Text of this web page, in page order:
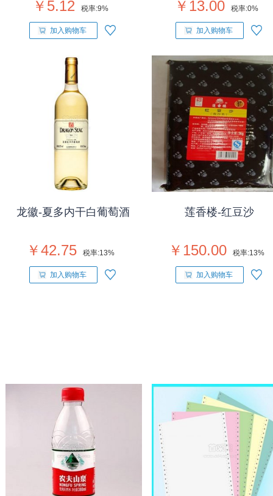
￥5.12 税率:9%
加入购物车
￥13.00 税率:0%
加入购物车
龙徽-夏多内干白葡萄酒
￥42.75 税率:13%
加入购物车
莲香楼-红豆沙
￥150.00 税率:13%
加入购物车